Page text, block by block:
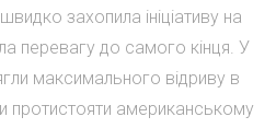
захопила ініціативу на
перевагу до самого кінця. У
максимального відриву в
протистояти американському